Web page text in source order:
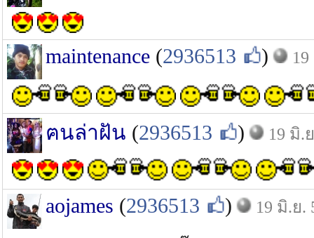
maintenance (2936513 )
ฅนล่าฝัน (2936513 ) 19 มิ.
aojames (2936513 ) 19 มิ.ย.